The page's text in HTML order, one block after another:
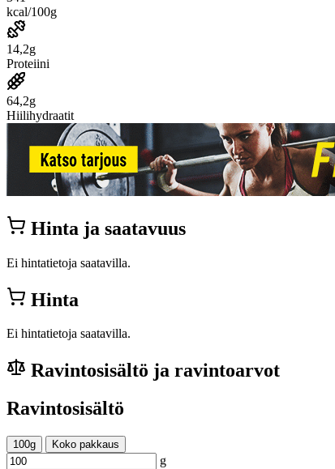
kcal/100g
14,2g
Proteiini
64,2g
Hiilihydraatit
Hinta ja saatavuus
Ei hintatietoja saatavilla.
Hinta
Ei hintatietoja saatavilla.
Ravintosisältö ja ravintoarvot
Ravintosisältö
100g Koko pakkaus
g